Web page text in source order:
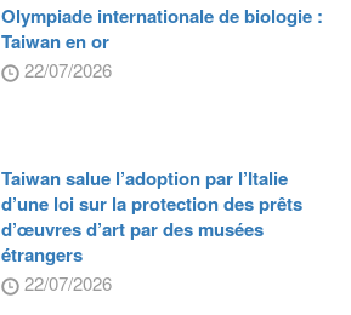
Olympiade internationale de biologie :
Taiwan en or
22/07/2026
Taiwan salue l’adoption par l’Italie
d’une loi sur la protection des prêts
d’œuvres d’art par des musées
étrangers
22/07/2026